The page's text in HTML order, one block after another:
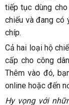
tiếp tục dùng
chiếu và đang có
chíp.
Cả hai loại hộ
cấp cho công
Thêm vào đó,
online hoặc đến
Hy vọng với